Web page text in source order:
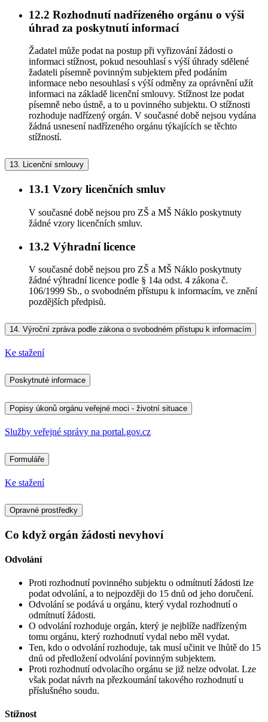
12.2 Rozhodnutí nadřízeného orgánu o výši
úhrad za poskytnutí informací
Žadatel může podat na postup při vyřizování žádosti o
informaci stížnost, pokud nesouhlasí s výší úhrady sdělené
žadateli písemně povinným subjektem před podáním
informace nebo nesouhlasí s výší odměny za oprávnění užít
informaci na základě licenční smlouvy. Stížnost lze podat
písemně nebo ústně, a to u povinného subjektu. O stížnosti
rozhoduje nadřízený orgán. V současné době nejsou vydána
žádná usnesení nadřízeného orgánu týkajících se těchto
stížností.
13. Licenční smlouvy
13.1 Vzory licenčních smluv
V současné době nejsou pro ZŠ a MŠ Náklo poskytnuty
žádné vzory licenčních smluv.
13.2 Výhradní licence
V současné době nejsou pro ZŠ a MŠ Náklo poskytnuty
žádné výhradní licence podle § 14a odst. 4 zákona č.
106/1999 Sb., o svobodném přístupu k informacím, ve znění
pozdějších předpisů.
14. Výroční zpráva podle zákona o svobodném přístupu k informacím
Ke stažení
Poskytnuté informace
Popisy úkonů orgánu veřejné moci - životní situace
Služby veřejné správy na portal.gov.cz
Formuláře
Ke stažení
Opravné prostředky
Co když orgán žádosti nevyhoví
Odvolání
Proti rozhodnutí povinného subjektu o odmítnutí žádosti lze
podat odvolání, a to nejpozději do 15 dnů od jeho doručení.
Odvolání se podává u orgánu, který vydal rozhodnutí o
odmítnutí žádosti.
O odvolání rozhoduje orgán, který je nejblíže nadřízeným
tomu orgánu, který rozhodnutí vydal nebo měl vydat.
Ten, kdo o odvolání rozhoduje, tak musí učinit ve lhůtě do 15
dnů od předložení odvolání povinným subjektem.
Proti rozhodnutí odvolacího orgánu se již nelze odvolat. Lze
však podat návrh na přezkoumání takového rozhodnutí u
příslušného soudu.
Stížnost